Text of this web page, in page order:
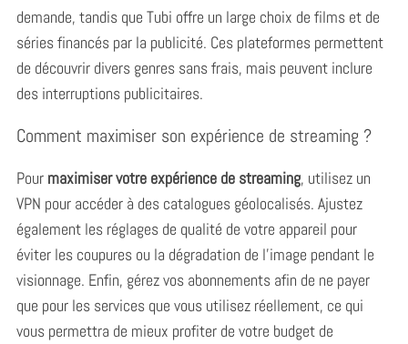
demande, tandis que Tubi offre un large choix de films et de
séries financés par la publicité. Ces plateformes permettent
de découvrir divers genres sans frais, mais peuvent inclure
des interruptions publicitaires.
Comment maximiser son expérience de streaming ?
Pour maximiser votre expérience de streaming, utilisez un
VPN pour accéder à des catalogues géolocalisés. Ajustez
également les réglages de qualité de votre appareil pour
éviter les coupures ou la dégradation de l’image pendant le
visionnage. Enfin, gérez vos abonnements afin de ne payer
que pour les services que vous utilisez réellement, ce qui
vous permettra de mieux profiter de votre budget de